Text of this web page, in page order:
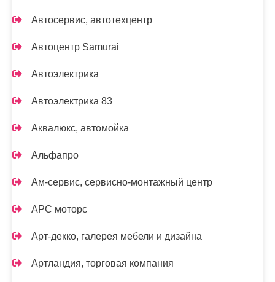
Автосервис, автотехцентр
Автоцентр Samurai
Автоэлектрика
Автоэлектрика 83
Аквалюкс, автомойка
Альфапро
Ам-сервис, сервисно-монтажный центр
АРС моторс
Арт-декко, галерея мебели и дизайна
Артландия, торговая компания